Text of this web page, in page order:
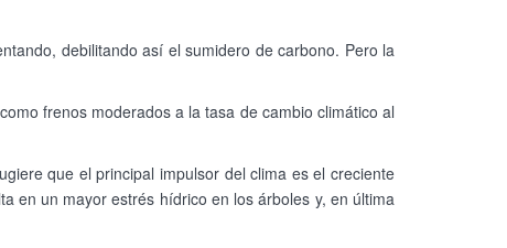
debilitando así el sumidero de carbono. Pero la
frenos moderados a la tasa de cambio climático al
que el principal impulsor del clima es el creciente
en un mayor estrés hídrico en los árboles y, en última